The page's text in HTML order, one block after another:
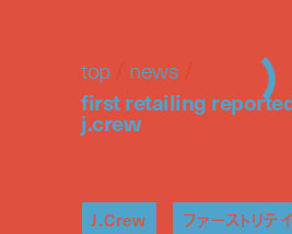
top/ news
first retailing
j.crew
J.Crew ファーストリテ